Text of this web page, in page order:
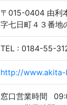
〒015-0404 由利
字七日町４３番地
TEL : 0184-55-
http://
窓口営業時間